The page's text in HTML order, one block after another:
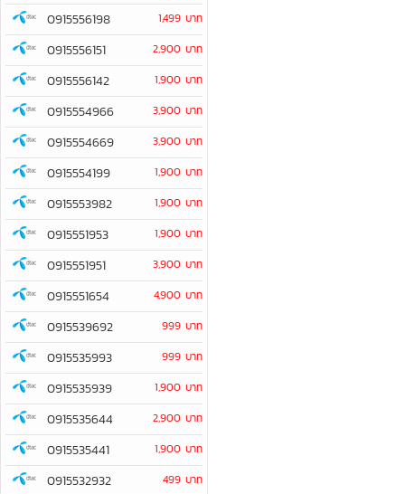
0915556198 1,499 บาท
0915556151 2,900 บาท
0915556142 1,900 บาท
0915554966 3,900 บาท
0915554669 3,900 บาท
0915554199 1,900 บาท
0915553982 1,900 บาท
0915551953 1,900 บาท
0915551951 3,900 บาท
0915551654 4,900 บาท
0915539692 999 บาท
0915535993 999 บาท
0915535939 1,900 บาท
0915535644 2,900 บาท
0915535441 1,900 บาท
0915532932 499 บาท